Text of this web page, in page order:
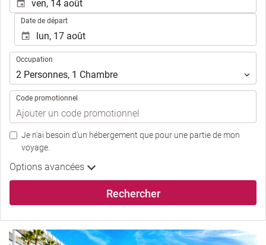
Date de départ
Occupation
Occupation
2 Personnes, 1 Chambre
Code promotionnel
Je n'ai besoin d'un hébergement que pour une partie de mon
voyage.
Options avancées
Rechercher